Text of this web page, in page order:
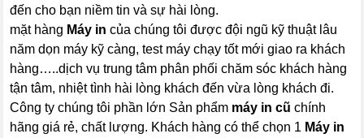
đến cho bạn niềm tin và sự hài lòng.
mặt hàng Máy in của chúng tôi được đội ngũ kỹ thuật lâu
năm dọn máy kỹ càng, test máy chạy tốt mới giao ra khách
hàng…..dịch vụ trung tâm phân phối chăm sóc khách hàng
tận tâm, nhiệt tình hài lòng khách đến vừa lòng khách đi.
Công ty chúng tôi phần lớn Sản phẩm máy in cũ chính
hãng giá rẻ, chất lượng. Khách hàng có thể chọn 1 Máy in